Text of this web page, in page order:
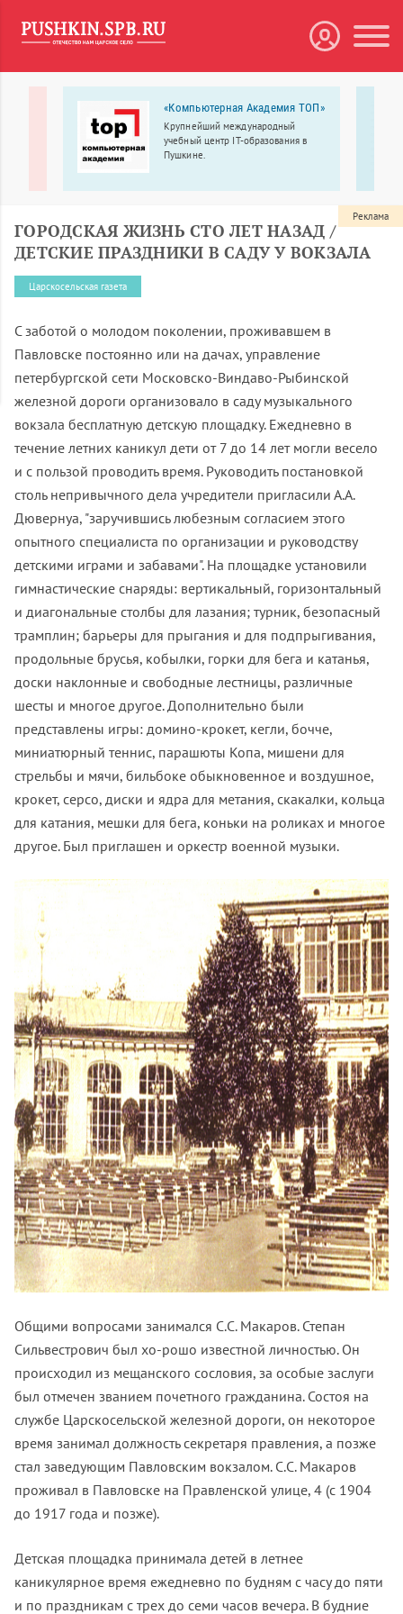
«Компьютерная Академия ТОП»
Крупнейший международный
учебный центр IT-образования в
Пушкине.
ГОРОДСКАЯ ЖИЗНЬ СТО ЛЕТ НАЗАД /
ДЕТСКИЕ ПРАЗДНИКИ В САДУ У ВОКЗАЛА
Царскосельская газета
С заботой о молодом поколении, проживавшем в
Павловске постоянно или на дачах, управление
петербургской сети Московско-Виндаво-Рыбинской
железной дороги организовало в саду музыкального
вокзала бесплатную детскую площадку. Ежедневно в
течение летних каникул дети от 7 до 14 лет могли весело
и с пользой проводить время. Руководить постановкой
столь непривычного дела учредители пригласили А.А.
Дювернуа, "заручившись любезным согласием этого
опытного специалиста по организации и руководству
детскими играми и забавами". На площадке установили
гимнастические снаряды: вертикальный, горизонтальный
и диагональные столбы для лазания; турник, безопасный
трамплин; барьеры для прыгания и для подпрыгивания,
продольные брусья, кобылки, горки для бега и катанья,
доски наклонные и свободные лестницы, различные
шесты и многое другое. Дополнительно были
представлены игры: домино-крокет, кегли, бочче,
миниатюрный теннис, парашюты Копа, мишени для
стрельбы и мячи, бильбоке обыкновенное и воздушное,
крокет, серсо, диски и ядра для метания, скакалки, кольца
для катания, мешки для бега, коньки на роликах и многое
другое. Был приглашен и оркестр военной музыки.
Общими вопросами занимался С.С. Макаров. Степан
Сильвестрович был хо-рошо известной личностью. Он
происходил из мещанского сословия, за особые заслуги
был отмечен званием почетного гражданина. Состоя на
службе Царскосельской железной дороги, он некоторое
время занимал должность секретаря правления, а позже
стал заведующим Павловским вокзалом. С.С. Макаров
проживал в Павловске на Правленской улице, 4 (с 1904
до 1917 года и позже).
Детская площадка принимала детей в летнее
каникулярное время ежедневно по будням с часу до пяти
и по праздникам с трех до семи часов вечера. В будние
Реклама